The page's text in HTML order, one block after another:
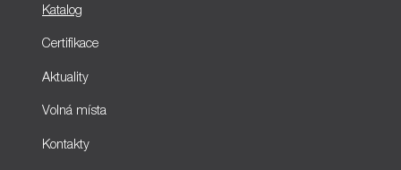
Katalog
Certifikace
Aktuality
Volná místa
Kontakty